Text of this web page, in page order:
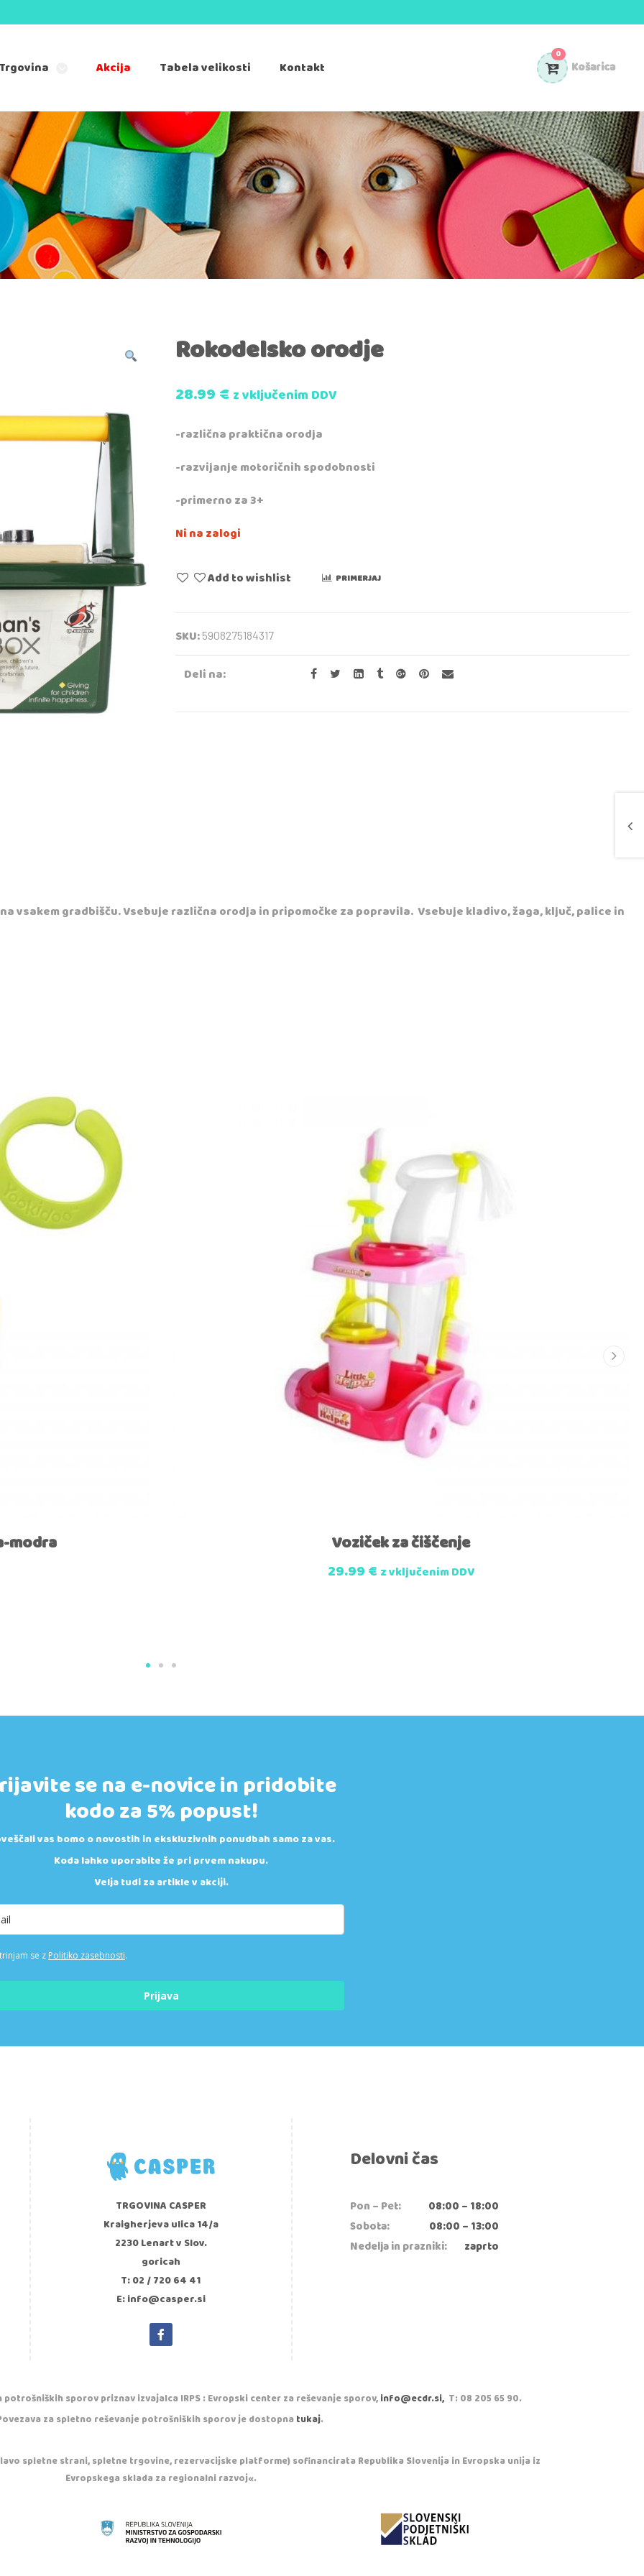
Akcija Tabela velikosti Kontakt Košarica
0
Rokodelsko orodje
28.99€z vključenim DDV
-različna praktična orodja
-razvijanje motoričnih spodobnosti
-primerno za 3+
Ni na zalogi
Add to wishlist PRIMERJAJ
SKU: 5908275184317
Deli na:
vsakem gradbišču. Vsebuje različna orodja in pripomočke za popravila. Vsebuje kladivo, žaga, ključ, palice in
modra Voziček za čiščenje
29.99€ z vključenim DDV
se na e-novice in pridobite
kodo za 5% popust!
vas bomo o novostih in ekskluzivnih ponudbah samo za vas.
Koda lahko uporabite že pri prvem nakupu.
Velja tudi za artikle v akciji.
se z Politiko zasebnosti.
Prijava
TRGOVINA CASPER
Kraigherjeva ulica 14/a
2230 Lenart v Slov.
goricah
T: 02 / 720 64 41
E: info@casper.si
Delovni čas
Pon – Pet:
08:00 – 18:00
Sobota:
08:00 – 13:00
Nedelja in prazniki:
zaprto
sporov priznav izvajalca IRPS : Evropski center za reševanje sporov,info@ecdr.si, T: 08 205 65 90.
za spletno reševanje potrošniških sporov je dostopnatukaj.
spletne strani, spletne trgovine, rezervacijske platforme) sofinancirata Republika Slovenija in Evropska unija iz
Evropskega sklada za regionalni razvoj«.